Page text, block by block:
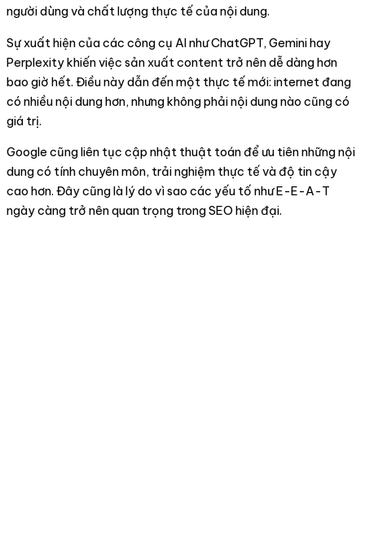
người dùng và chất lượng thực tế của nội dung.
Sự xuất hiện của các công cụ AI như ChatGPT, Gemini hay
Perplexity khiến việc sản xuất content trở nên dễ dàng hơn
bao giờ hết. Điều này dẫn đến một thực tế mới: internet đang
có nhiều nội dung hơn, nhưng không phải nội dung nào cũng có
giá trị.
Google cũng liên tục cập nhật thuật toán để ưu tiên những nội
dung có tính chuyên môn, trải nghiệm thực tế và độ tin cậy
cao hơn. Đây cũng là lý do vì sao các yếu tố như E-E-A-T
ngày càng trở nên quan trọng trong SEO hiện đại.